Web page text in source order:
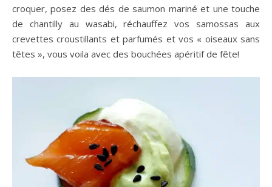
croquer, posez des dés de saumon mariné et une touche
de chantilly au wasabi, réchauffez vos samossas aux
crevettes croustillants et parfumés et vos « oiseaux sans
têtes », vous voila avec des bouchées apéritif de fête!